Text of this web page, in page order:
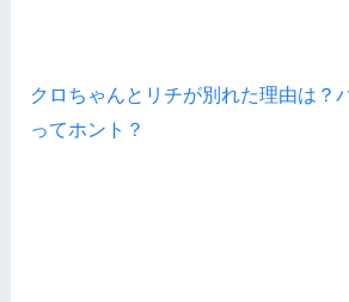
クロちゃんとリチが別れた理由は？
ってホント？